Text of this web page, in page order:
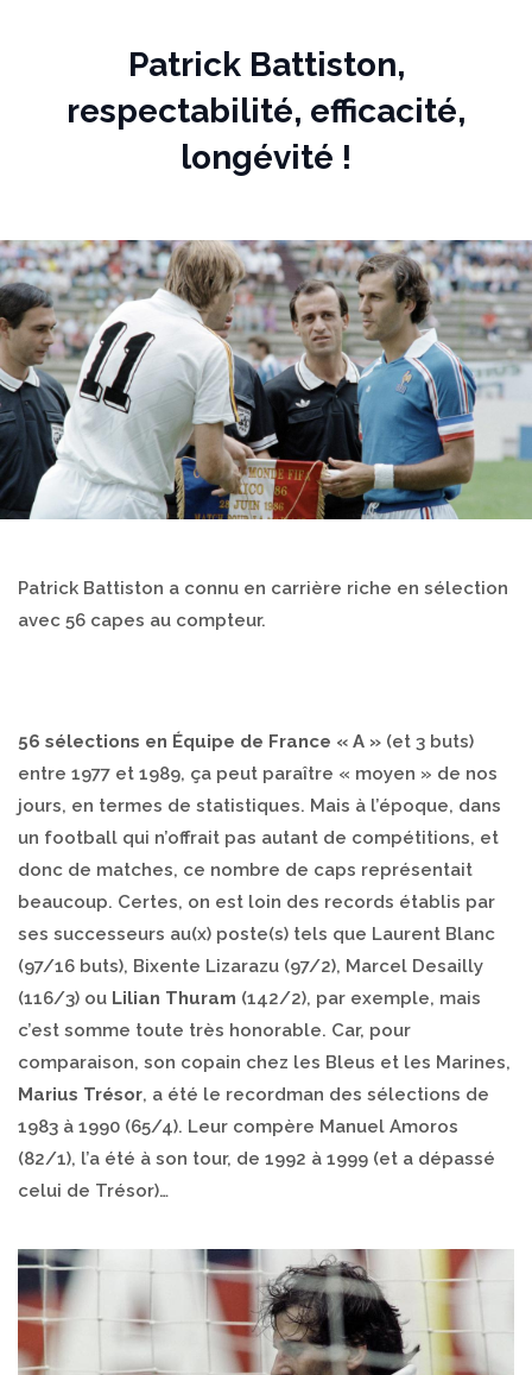
Patrick Battiston,
respectabilité, efficacité,
longévité !
Patrick Battiston a connu en carrière riche en sélection
avec 56 capes au compteur.
56 sélections en Équipe de France « A » (et 3 buts)
entre 1977 et 1989, ça peut paraître « moyen » de nos
jours, en termes de statistiques. Mais à l’époque, dans
un football qui n’offrait pas autant de compétitions, et
donc de matches, ce nombre de caps représentait
beaucoup. Certes, on est loin des records établis par
ses successeurs au(x) poste(s) tels que Laurent Blanc
(97/16 buts), Bixente Lizarazu (97/2), Marcel Desailly
(116/3) ou Lilian Thuram (142/2), par exemple, mais
c’est somme toute très honorable. Car, pour
comparaison, son copain chez les Bleus et les Marines,
Marius Trésor, a été le recordman des sélections de
1983 à 1990 (65/4). Leur compère Manuel Amoros
(82/1), l’a été à son tour, de 1992 à 1999 (et a dépassé
celui de Trésor)…